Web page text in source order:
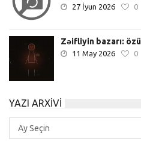
27 İyun 2026 0
Zəifliyin bazarı:
11 May 2026 0
YAZI ARXIVI
Yazı
Arxivi